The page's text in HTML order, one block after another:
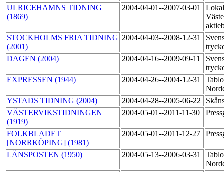
ULRICEHAMNS TIDNING
(1869)
2004-04-01--2007-03-01
STOCKHOLMS FRIA TIDNING
(2001)
2004-04-03--2008-12-31
DAGEN (2004)
2004-04-16--2009-09-11
EXPRESSEN (1944)
2004-04-26--2004-12-31
YSTADS TIDNING (2004)
2004-04-28--2005-06-22
VÄSTERVIKSTIDNINGEN
(1919)
2004-05-01--2011-11-30
FOLKBLADET
[NORRKÖPING] (1981)
2004-05-01--2011-12-27
LÄNSPOSTEN (1950) 2004-05-13--2006-03-31